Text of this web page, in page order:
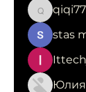
qiqi77246
stas
Юлия